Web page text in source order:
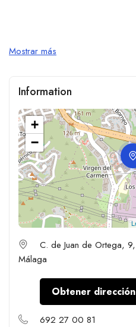
Mostrar más
Information
+
−
C. de Juan de Ortega,
Málaga
Obtener dirección
692 27 00 81